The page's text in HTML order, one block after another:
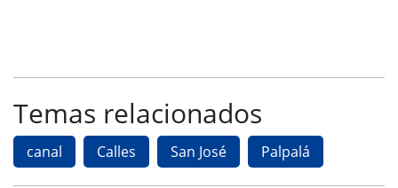
Temas relacionados
canal Calles San José Palpalá